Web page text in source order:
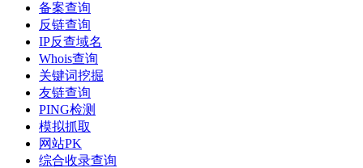
备案查询
反链查询
IP反查域名
Whois查询
关键词挖掘
友链查询
PING检测
模拟抓取
网站PK
综合收录查询